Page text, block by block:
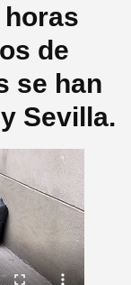
de
se han
Sevilla.